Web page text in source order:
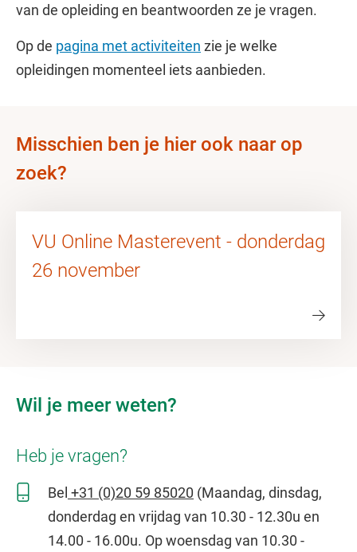
van de opleiding en beantwoorden ze je vragen.
Op de pagina met activiteiten zie je welke
opleidingen momenteel iets aanbieden.
Misschien ben je hier ook naar op
zoek?
VU Online Masterevent - donderdag
26 november
Wil je meer weten?
Heb je vragen?
Bel +31 (0)20 59 85020 (Maandag, dinsdag,
donderdag en vrijdag van 10.30 - 12.30u en
14.00 - 16.00u. Op woensdag van 10.30 -